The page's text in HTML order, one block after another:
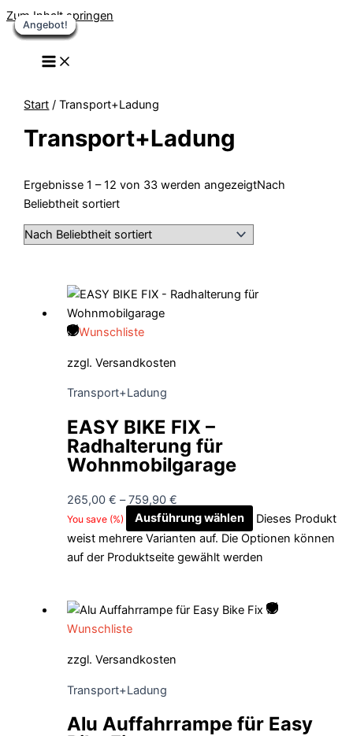
Zum Inhalt springen
Start / Transport+Ladung
Transport+Ladung
Ergebnisse 1 – 12 von 33 werden angezeigtNach
Beliebtheit sortiert
Angebot!
Wunschliste
zzgl.Versandkosten
Transport+Ladung
EASY BIKE FIX –
Radhalterung für
Wohnmobilgarage
265,00€ –759,90€
You save (%) Ausführung wählen
Dieses Produkt
weist mehrere Varianten auf. Die Optionen können
auf der Produktseite gewählt werden
Wunschliste
zzgl.Versandkosten
Transport+Ladung
Alu Auffahrrampe für Easy
Angebot!
Angebot!
Angebot!
Angebot!
Angebot!
Angebot!
Angebot!
Angebot!
Angebot!
Angebot!